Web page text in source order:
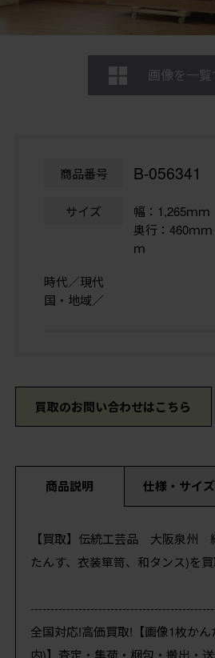
画像を一
商品番号 B-056341
サイズ
幅：1,265ｍｍ
奥行：460ｍ
ｍ
時代／現代
国・地域／
買取のお問い合わせはこちら
商品説明 仕様・サイズ
【買取】伝統工芸品 大阪泉州
たんす、衣装箪笥、和タンス)を買
全国対応!高価買取!【画像1枚か
内)】査定・集荷・梱包・搬出・